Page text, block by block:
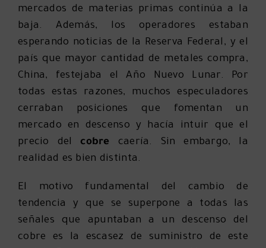
mercados de materias primas continúa a la
baja. Además, los operadores estaban
esperando noticias de la Reserva Federal, y el
país que mayor cantidad de metales compra,
China, festejaba el Año Nuevo Lunar. Por
todas estas razones, muchos especuladores
cerraban posiciones que fomentan un
mercado en descenso y hacía intuir que el
precio del cobre caería. Sin embargo, la
realidad es bien distinta.
El motivo fundamental del cambio de
tendencia y que se superpone a todas las
señales que apuntaban a un descenso del
cobre es la escasez de suministro de este